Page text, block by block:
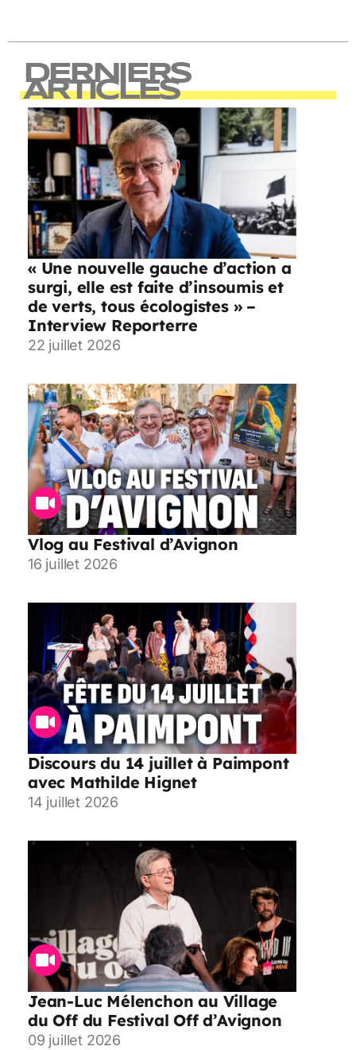
DERNIERS
ARTICLES
« Une nouvelle gauche d’action a
surgi, elle est faite d’insoumis et
de verts, tous écologistes » –
Interview Reporterre
22 juillet 2026
Vlog au Festival d’Avignon
16 juillet 2026
Discours du 14 juillet à Paimpont
avec Mathilde Hignet
14 juillet 2026
Jean-Luc Mélenchon au Village
du Off du Festival Off d’Avignon
09 juillet 2026